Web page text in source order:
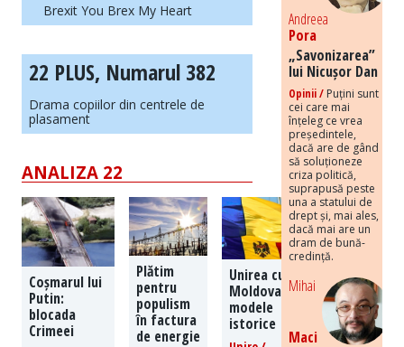
Brexit You Brex My Heart
22 PLUS, Numarul 382
Drama copiilor din centrele de
plasament
ANALIZA 22
Coșmarul lui
Putin:
blocada
Crimeei
Plătim
pentru
populism
în factura
de energie
Unirea cu
Moldova:
modele
istorice
Andreea
Pora
„Savonizarea”
lui Nicușor Dan
Opinii / Puțini sunt
cei care mai
înțeleg ce vrea
președintele,
dacă are de gând
să soluționeze
criza politică,
suprapusă peste
una a statului de
drept și, mai ales,
dacă mai are un
dram de bună-
credință.
Mihai
Maci